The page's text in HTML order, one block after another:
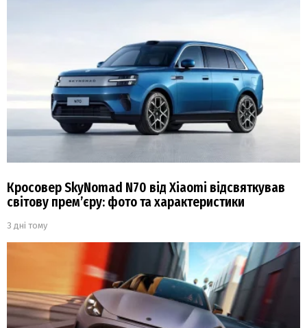
Кросовер SkyNomad N70 від Xiaomi відсвяткував
світову прем’єру: фото та характеристики
3 дні тому